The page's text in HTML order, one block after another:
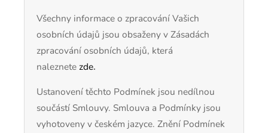
Všechny informace o zpracování Vašich
osobních údajů jsou obsaženy v Zásadách
zpracování osobních údajů, která
naleznetezde.
Ustanovení těchto Podmínek jsou nedílnou
součástí Smlouvy. Smlouva a Podmínky jsou
vyhotoveny v českém jazyce. Znění Podmínek